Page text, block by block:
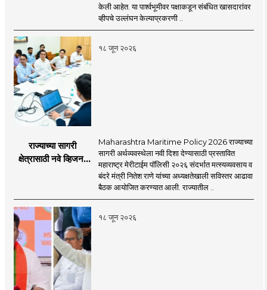
काय सांगतो?
केली आहेत. या पार्श्वभूमीवर पक्षाकडून संबंधित खासदारांवर
व्हीपचे उल्लंघन केल्याप्रकरणी ..
१८ जून २०२६
राज्याच्या सागरी
क्षेत्रासाठी नवे व्हिजन;
प्रस्ताव
Maharashtra Maritime Policy 2026 राज्याच्या
सागरी अर्थव्यवस्थेला नवी दिशा देण्यासाठी प्रस्तावित
महाराष्ट्र मेरीटाईम पॉलिसी २०२६ संदर्भात मत्स्यव्यवसाय व
बंदरे मंत्री नितेश राणे यांच्या अध्यक्षतेखाली सविस्तर आढावा
बैठक आयोजित करण्यात आली. राज्यातील ..
१८ जून २०२६